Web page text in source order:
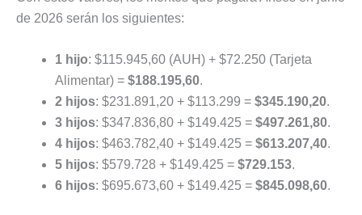
de 2026 serán los siguientes:
1 hijo: $115.945,60 (AUH) + $72.250 (Tarjeta
Alimentar) = $188.195,60.
2 hijos: $231.891,20 + $113.299 = $345.190,20.
3 hijos: $347.836,80 + $149.425 = $497.261,80.
4 hijos: $463.782,40 + $149.425 = $613.207,40.
5 hijos: $579.728 + $149.425 = $729.153.
6 hijos: $695.673,60 + $149.425 = $845.098,60.